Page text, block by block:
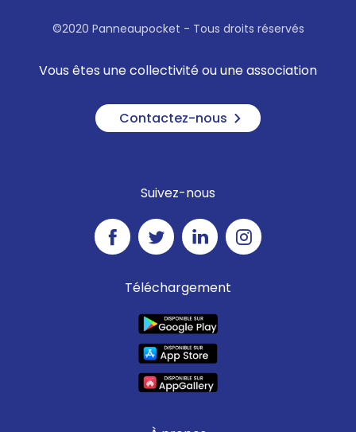
©2020 Panneaupocket - Tous droits réservés
Vous êtes une collectivité ou une association
Contactez-nous
Suivez-nous
Téléchargement